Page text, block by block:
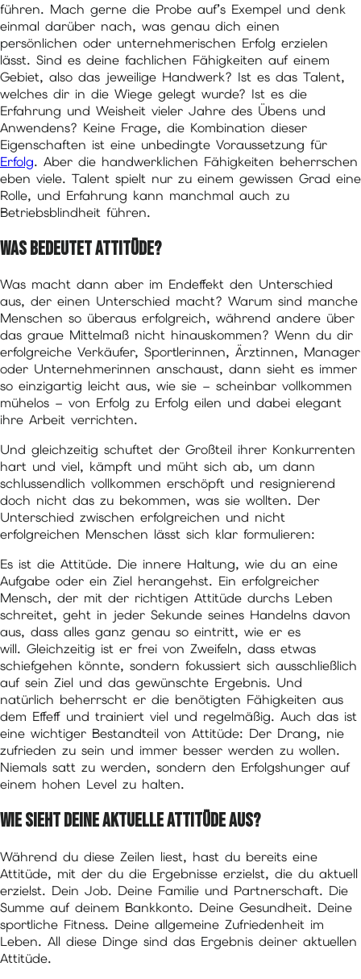
führen. Mach gerne die Probe auf’s Exempel und denk
einmal darüber nach, was genau dich einen
persönlichen oder unternehmerischen Erfolg erzielen
lässt. Sind es deine fachlichen Fähigkeiten auf einem
Gebiet, also das jeweilige Handwerk? Ist es das Talent,
welches dir in die Wiege gelegt wurde? Ist es die
Erfahrung und Weisheit vieler Jahre des Übens und
Anwendens? Keine Frage, die Kombination dieser
Eigenschaften ist eine unbedingte Voraussetzung für
Erfolg. Aber die handwerklichen Fähigkeiten beherrschen
eben viele. Talent spielt nur zu einem gewissen Grad eine
Rolle, und Erfahrung kann manchmal auch zu
Betriebsblindheit führen.
Was bedeutet Attitüde?
Was macht dann aber im Endeffekt den Unterschied
aus, der einen Unterschied macht? Warum sind manche
Menschen so überaus erfolgreich, während andere über
das graue Mittelmaß nicht hinauskommen? Wenn du dir
erfolgreiche Verkäufer, Sportlerinnen, Ärztinnen, Manager
oder Unternehmerinnen anschaust, dann sieht es immer
so einzigartig leicht aus, wie sie – scheinbar vollkommen
mühelos – von Erfolg zu Erfolg eilen und dabei elegant
ihre Arbeit verrichten.
Und gleichzeitig schuftet der Großteil ihrer Konkurrenten
hart und viel, kämpft und müht sich ab, um dann
schlussendlich vollkommen erschöpft und resignierend
doch nicht das zu bekommen, was sie wollten. Der
Unterschied zwischen erfolgreichen und nicht
erfolgreichen Menschen lässt sich klar formulieren:
Es ist die Attitüde. Die innere Haltung, wie du an eine
Aufgabe oder ein Ziel herangehst. Ein erfolgreicher
Mensch, der mit der richtigen Attitüde durchs Leben
schreitet, geht in jeder Sekunde seines Handelns davon
aus, dass alles ganz genau so eintritt, wie er es
will. Gleichzeitig ist er frei von Zweifeln, dass etwas
schiefgehen könnte, sondern fokussiert sich ausschließlich
auf sein Ziel und das gewünschte Ergebnis. Und
natürlich beherrscht er die benötigten Fähigkeiten aus
dem Effeff und trainiert viel und regelmäßig. Auch das ist
eine wichtiger Bestandteil von Attitüde: Der Drang, nie
zufrieden zu sein und immer besser werden zu wollen.
Niemals satt zu werden, sondern den Erfolgshunger auf
einem hohen Level zu halten.
Wie sieht deine aktuelle Attitüde aus?
Während du diese Zeilen liest, hast du bereits eine
Attitüde, mit der du die Ergebnisse erzielst, die du aktuell
erzielst. Dein Job. Deine Familie und Partnerschaft. Die
Summe auf deinem Bankkonto. Deine Gesundheit. Deine
sportliche Fitness. Deine allgemeine Zufriedenheit im
Leben. All diese Dinge sind das Ergebnis deiner aktuellen
Attitüde.